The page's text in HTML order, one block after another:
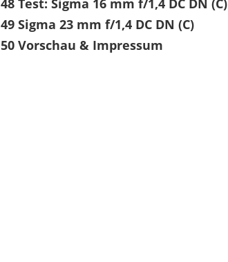
48 Test: Sigma 16 mm f/1,4 DC DN (C)
49 Sigma 23 mm f/1,4 DC DN (C)
50 Vorschau & Impressum